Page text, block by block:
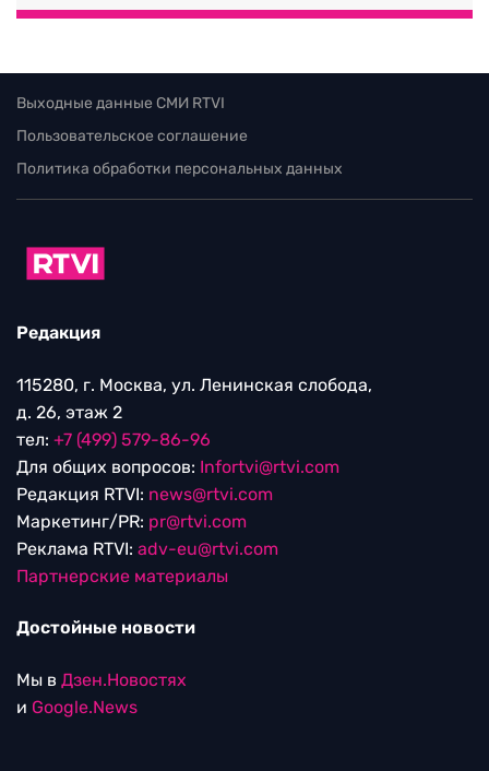
Выходные данные СМИ RTVI
Пользовательское соглашение
Политика обработки персональных данных
Редакция
115280, г. Москва, ул. Ленинская слобода,
д. 26, этаж 2
тел: +7 (499) 579-86-96
Для общих вопросов: Infortvi@rtvi.com
Редакция RTVI: news@rtvi.com
Маркетинг/PR: pr@rtvi.com
Реклама RTVI: adv-eu@rtvi.com
Партнерские материалы
Достойные новости
Мы в Дзен.Новостях
и Google.News